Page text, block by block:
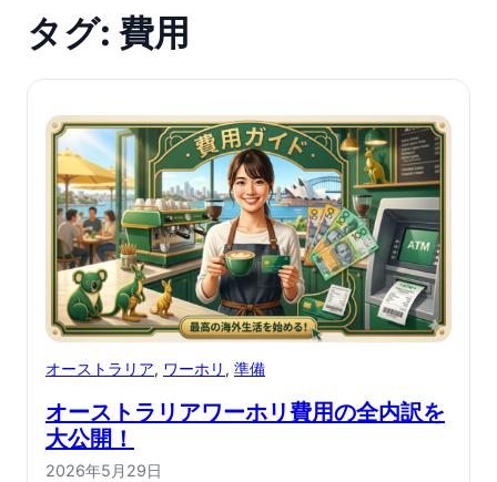
タグ: 費用
オーストラリア, ワーホリ , 準備
オーストラリアワーホリ費用の全内訳を
大公開！
2026年5月29日